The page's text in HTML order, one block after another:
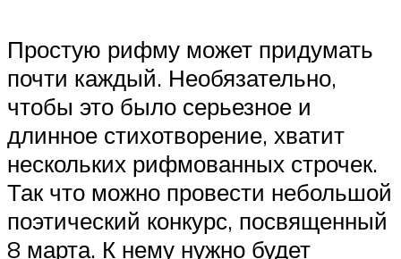
Простую рифму может придумать
почти каждый. Необязательно,
чтобы это было серьезное и
длинное стихотворение, хватит
нескольких рифмованных строчек.
Так что можно провести небольшой
поэтический конкурс, посвященный
8 марта. К нему нужно будет